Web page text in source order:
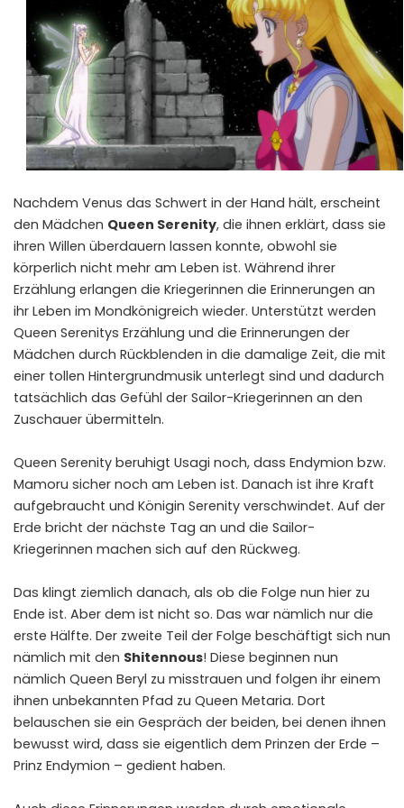
Nachdem Venus das Schwert in der Hand hält, erscheint
den Mädchen Queen Serenity, die ihnen erklärt, dass sie
ihren Willen überdauern lassen konnte, obwohl sie
körperlich nicht mehr am Leben ist. Während ihrer
Erzählung erlangen die Kriegerinnen die Erinnerungen an
ihr Leben im Mondkönigreich wieder. Unterstützt werden
Queen Serenitys Erzählung und die Erinnerungen der
Mädchen durch Rückblenden in die damalige Zeit, die mit
einer tollen Hintergrundmusik unterlegt sind und dadurch
tatsächlich das Gefühl der Sailor-Kriegerinnen an den
Zuschauer übermitteln.
Queen Serenity beruhigt Usagi noch, dass Endymion bzw.
Mamoru sicher noch am Leben ist. Danach ist ihre Kraft
aufgebraucht und Königin Serenity verschwindet. Auf der
Erde bricht der nächste Tag an und die Sailor-
Kriegerinnen machen sich auf den Rückweg.
Das klingt ziemlich danach, als ob die Folge nun hier zu
Ende ist. Aber dem ist nicht so. Das war nämlich nur die
erste Hälfte. Der zweite Teil der Folge beschäftigt sich nun
nämlich mit den Shitennous! Diese beginnen nun
nämlich Queen Beryl zu misstrauen und folgen ihr einem
ihnen unbekannten Pfad zu Queen Metaria. Dort
belauschen sie ein Gespräch der beiden, bei denen ihnen
bewusst wird, dass sie eigentlich dem Prinzen der Erde –
Prinz Endymion – gedient haben.